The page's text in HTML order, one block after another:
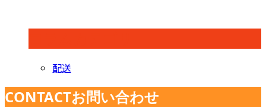
配送
CONTACTお問い合わせ